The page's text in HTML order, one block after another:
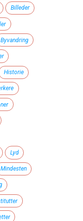
Billeder
Byvandring
Historie
Lyd
Mindesten